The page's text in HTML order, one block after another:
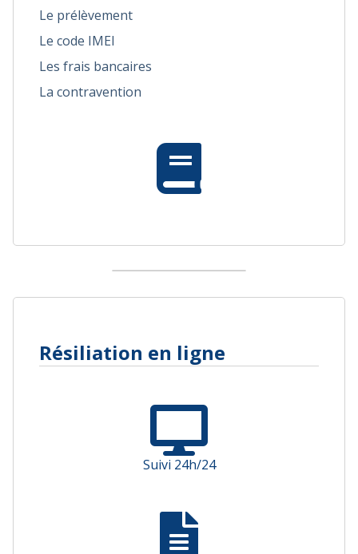
Le prélèvement
Le code IMEI
Les frais bancaires
La contravention
Résiliation en ligne
Suivi 24h/24